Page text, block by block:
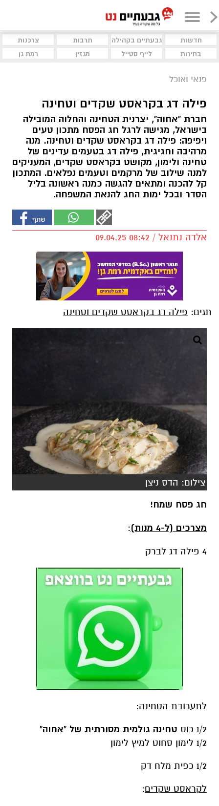
חדשות גבעתיים בקהילה תרבות
צרכנות
בחירות
לייף סטייל מגזין רמת גן
פנאי ואוכל
פילה דג בקראסט שקדים וטחינה
חברת "אחוה", יצרנית הטחינה והחלוה המובילה
בישראל, מגישה לרגל חג הפסח מתכון טעים
ויפיפה: פילה דג בקראסט שקדים וטחינה. מנה
מרהיבה וחגיגית, פילה דג בטעמים עדינים של
טחינה ולימון, מקושט בקראסט שקדים, המעניקים
למנה שילוב של מרקמים וטעמים נפלאים. המתכון
קל להכנה ומתאים להגשה כמנה ראשונה בליל
הסדר ובכל ימות החג להנאת המשפחה.
אלדה נתנאל / 08:42 09.04.25
תגים: פילה דג בקראסט שקדים וטחינה
צילום: הדס ניצן
חג פסח שמח!
מצרכים (ל-4 מנות)
:
4 פילה דג לברק
לתערובת הטחינה:
1/2 כוס טחינה גולמית מסורתית של "אחוה"
1/2 לימון סחוט למיץ לימון
1/2 כפית מלח דק
לקראסט שקדים: